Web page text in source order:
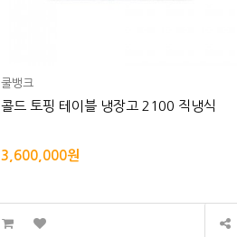
쿨뱅크
콜드 토핑 테이블 냉장고 2100 직냉식
3,600,000원